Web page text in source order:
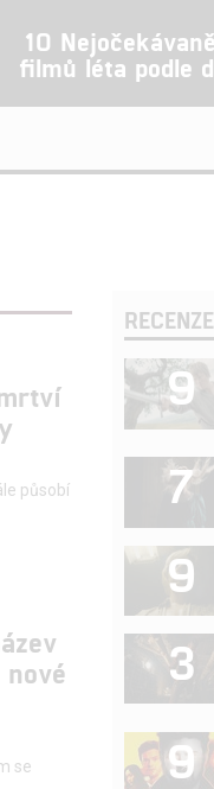
10
filmů léta podle
působí
se
9
7
9
3
9